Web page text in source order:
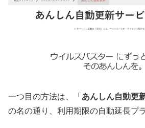
一つ目の方法は、「あんしん自動更
の名の通り、利用期限の自動延長プ